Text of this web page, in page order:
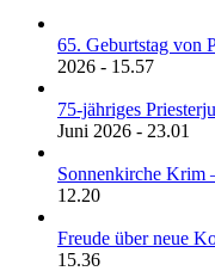
65. Geburtstag von
2026 - 15.57
75-jähriges
Juni 2026 - 23.01
Sonnenkirche Krim
12.20
Freude über neue
15.36